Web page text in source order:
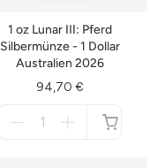
1 oz Lunar III: Pferd
Silbermünze - 1 Dollar
Australien 2026
94,70 €